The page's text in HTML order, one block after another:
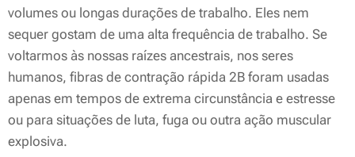
volumes ou longas durações de trabalho. Eles nem
sequer gostam de uma alta frequência de trabalho. Se
voltarmos às nossas raízes ancestrais, nos seres
humanos, fibras de contração rápida 2B foram usadas
apenas em tempos de extrema circunstância e estresse
ou para situações de luta, fuga ou outra ação muscular
explosiva.